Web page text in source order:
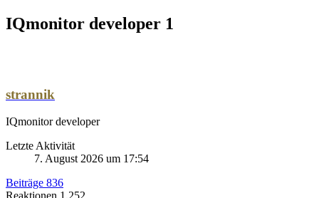
IQmonitor developer 1
strannik
IQmonitor developer
Letzte Aktivität
7. August 2026 um 17:54
Beiträge 836